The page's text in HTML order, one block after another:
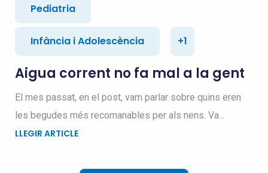
Pediatria
Infància i Adolescència +1
Aigua corrent no fa mal a la gent
El mes passat, en el post, vam parlar sobre quins eren
les begudes més recomanables per als nens. Va...
LLEGIR ARTICLE